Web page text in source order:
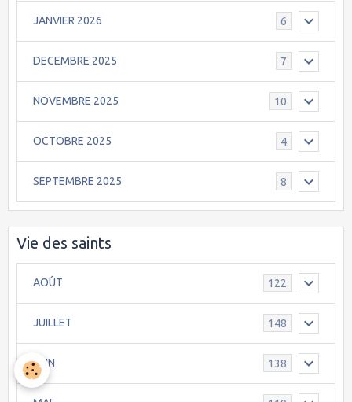
JANVIER 2026 6
DECEMBRE 2025 7
NOVEMBRE 2025 10
OCTOBRE 2025 4
SEPTEMBRE 2025 8
Vie des saints
AOÛT 122
JUILLET 148
JUIN 138